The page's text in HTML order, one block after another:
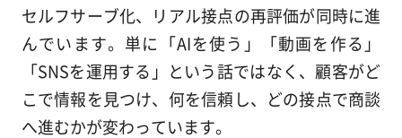
セルフサーブ化、リアル接点の再評価が同時に進
んでいます。単に「AIを使う」「動画を作る」
「SNSを運用する」という話ではなく、顧客がど
こで情報を見つけ、何を信頼し、どの接点で商談
へ進むかが変わっています。